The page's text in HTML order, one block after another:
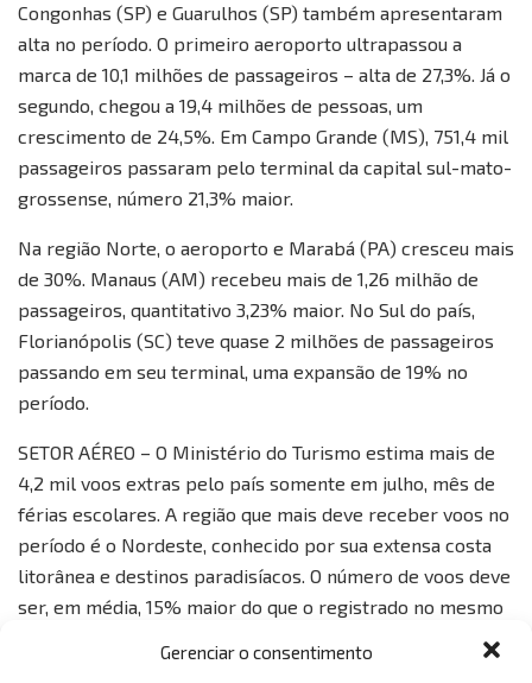
Gerenciar o consentimento
Congonhas (SP) e Guarulhos (SP) também apresentaram
alta no período. O primeiro aeroporto ultrapassou a
marca de 10,1 milhões de passageiros – alta de 27,3%. Já o
segundo, chegou a 19,4 milhões de pessoas, um
crescimento de 24,5%. Em Campo Grande (MS), 751,4 mil
passageiros passaram pelo terminal da capital sul-mato-
grossense, número 21,3% maior.
Na região Norte, o aeroporto e Marabá (PA) cresceu mais
de 30%. Manaus (AM) recebeu mais de 1,26 milhão de
passageiros, quantitativo 3,23% maior. No Sul do país,
Florianópolis (SC) teve quase 2 milhões de passageiros
passando em seu terminal, uma expansão de 19% no
período.
SETOR AÉREO – O Ministério do Turismo estima mais de
4,2 mil voos extras pelo país somente em julho, mês de
férias escolares. A região que mais deve receber voos no
período é o Nordeste, conhecido por sua extensa costa
litorânea e destinos paradisíacos. O número de voos deve
ser, em média, 15% maior do que o registrado no mesmo